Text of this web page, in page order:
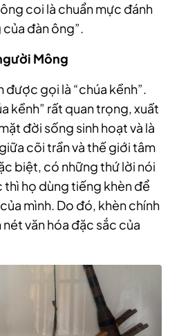
coi là chuẩn mực đánh
đàn ông”.
Mông
gọi là “chúa kềnh”.
kềnh” rất quan trọng, xuất
đời sống sinh hoạt và là
cõi trần và thế giới tâm
biệt, có những thứ lời nói
họ dùng tiếng khèn để
mình. Do đó, khèn chính
văn hóa đặc sắc của